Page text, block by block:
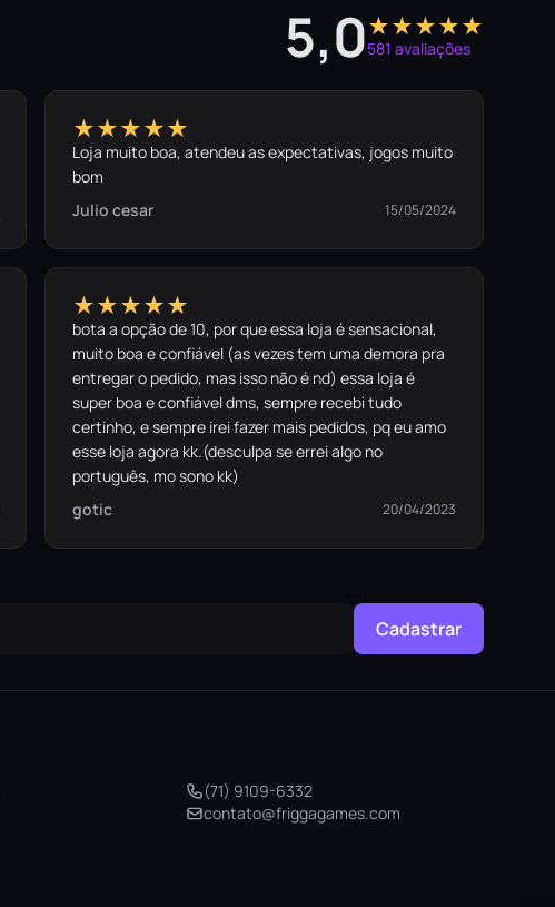
5,0★★★★★
581 avaliações
★★★★★
Loja muito boa, atendeu as expectativas, jogos muito
bom
Julio cesar
15/05/2024
★★★★★
bota a opção de 10, por que essa loja é sensacional,
muito boa e confiável (as vezes tem uma demora pra
entregar o pedido, mas isso não é nd) essa loja é
super boa e confiável dms, sempre recebi tudo
certinho, e sempre irei fazer mais pedidos, pq eu amo
esse loja agora kk.(desculpa se errei algo no
português, mo sono kk)
gotic
20/04/2023
Cadastrar
(71) 9109-6332
contato@friggagames.com